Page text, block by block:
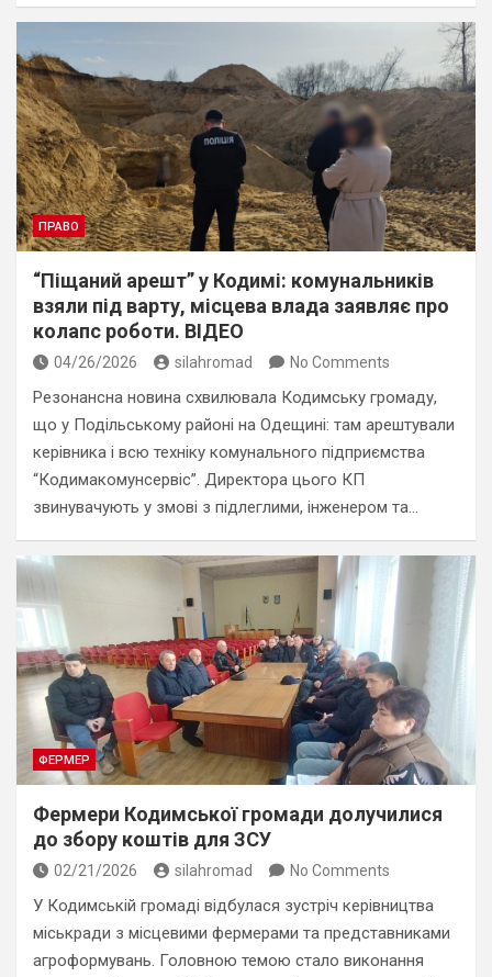
ПРАВО
“Піщаний арешт” у Кодимі: комунальників
взяли під варту, місцева влада заявляє про
колапс роботи. ВІДЕО
04/26/2026 silahromad No Comments
Резонансна новина схвилювала Кодимську громаду,
що у Подільському районі на Одещині: там арештували
керівника і всю техніку комунального підприємства
“Кодимакомунсервіс”. Директора цього КП
звинувачують у змові з підлеглими, інженером та…
ФЕРМЕР
Фермери Кодимської громади долучилися
до збору коштів для ЗСУ
02/21/2026 silahromad No Comments
У Кодимській громаді відбулася зустріч керівництва
міськради з місцевими фермерами та представниками
агроформувань. Головною темою стало виконання